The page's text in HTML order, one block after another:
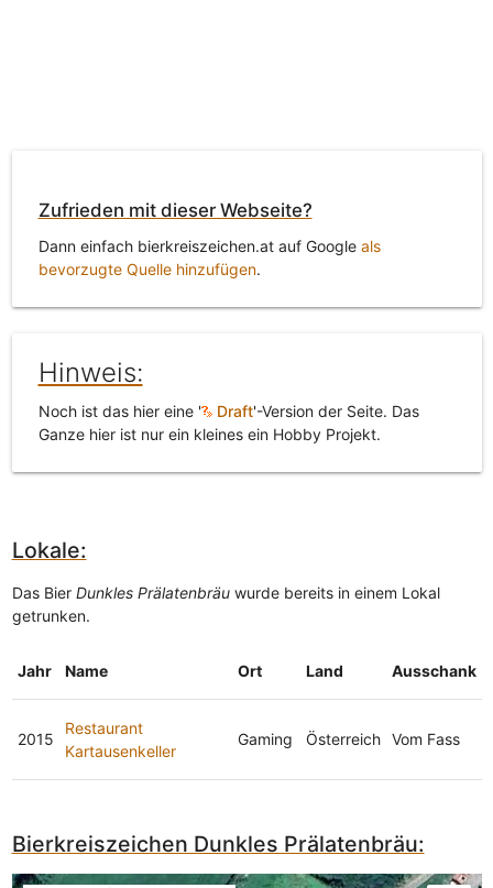
Zufrieden mit dieser Webseite?
Dann einfach bierkreiszeichen.at auf Google als
bevorzugte Quelle hinzufügen.
Hinweis:
Noch ist das hier eine ' Draft'-Version der Seite. Das
Ganze hier ist nur ein kleines ein Hobby Projekt.
Lokale:
Das Bier Dunkles Prälatenbräuwurde bereits in einem Lokal
getrunken.
Jahr Name Ort Land Ausschank
2015
Restaurant
Kartausenkeller
Gaming Österreich Vom Fass
Bierkreiszeichen Dunkles Prälatenbräu: